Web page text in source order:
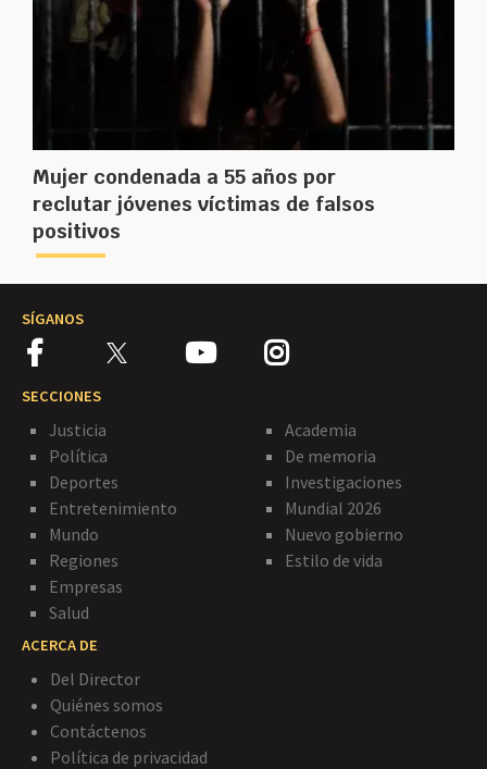
Mujer condenada a 55 años por
reclutar jóvenes víctimas de falsos
positivos
SÍGANOS
SECCIONES
Justicia
Política
Deportes
Entretenimiento
Mundo
Regiones
Empresas
Salud
Academia
De memoria
Investigaciones
Mundial 2026
Nuevo gobierno
Estilo de vida
ACERCA DE
Del Director
Quiénes somos
Contáctenos
Política de privacidad